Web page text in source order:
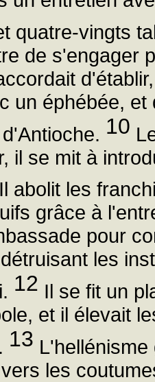
quatre-vingts
de s'engager
un éphébée,
10
il se mit à
Il abolit les
grâce à
pour
les
12 Il se fit un
et il élevait
13
les